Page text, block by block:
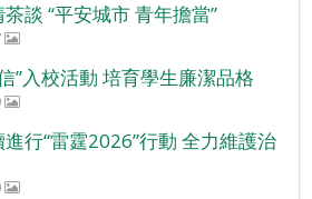
談 “平安城市 青年擔當”
”入校活動 培育學生廉潔品格
行“雷霆2026”行動 全力維護治